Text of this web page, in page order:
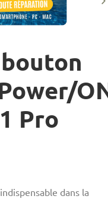
Pro
dans la